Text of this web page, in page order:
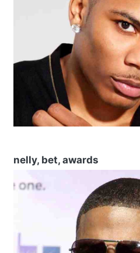
nelly, bet, awards